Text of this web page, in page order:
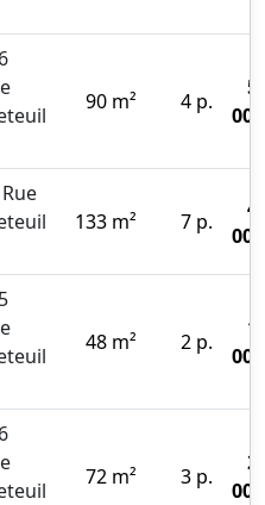
90 m² 4 p.
133 m² 7 p.
48 m² 2 p.
72 m² 3 p.